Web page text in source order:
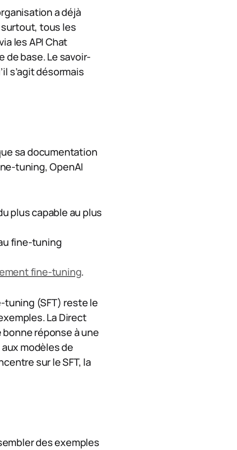
a déjà
tous les
les API Chat
de base. Le savoir-
s’agit désormais
sa documentation
tuning, OpenAI
plus capable au plus
fine-tuning
fine-tuning.
(SFT) reste le
La Direct
réponse à une
modèles de
sur le SFT, la
des exemples